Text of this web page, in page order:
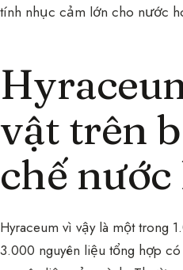
tính nhục cảm lớn cho nước
vật trên
chế nước
Hyraceum vì vậy là một trong
3.000 nguyên liệu tổng hợp